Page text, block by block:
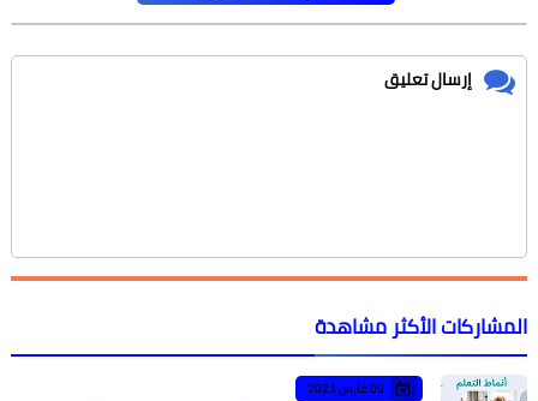
إرسال تعليق
المشاركات الأكثر مشاهدة
05 مارس 2023